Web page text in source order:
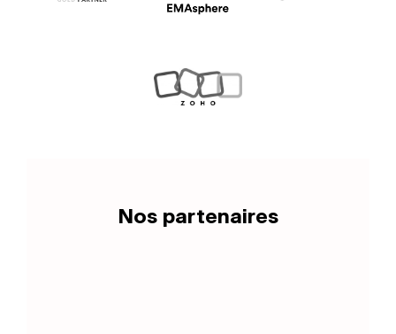
Nos partenaires